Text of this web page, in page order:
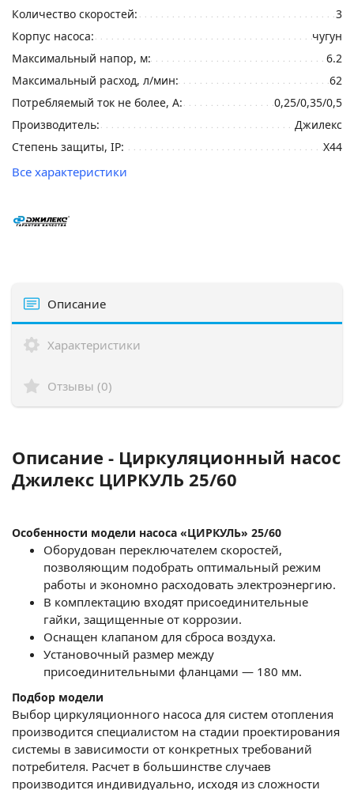
Количество скоростей:
3
Корпус насоса:
чугун
Максимальный напор, м:
6.2
Максимальный расход, л/мин:
62
Потребляемый ток не более, А:
0,25/0,35/0,5
Производитель:
Джилекс
Степень защиты, IP:
X44
Все характеристики
Описание
Характеристики
Отзывы (0)
Описание - Циркуляционный насос
Джилекс ЦИРКУЛЬ 25/60
Особенности модели насоса «ЦИРКУЛЬ» 25/60
Оборудован переключателем скоростей,
позволяющим подобрать оптимальный режим
работы и экономно расходовать электроэнергию.
В комплектацию входят присоединительные
гайки, защищенные от коррозии.
Оснащен клапаном для сброса воздуха.
Установочный размер между
присоединительными фланцами — 180 мм.
Подбор модели
Выбор циркуляционного насоса для систем отопления
производится специалистом на стадии проектирования
системы в зависимости от конкретных требований
потребителя. Расчет в большинстве случаев
производится индивидуально, исходя из сложности